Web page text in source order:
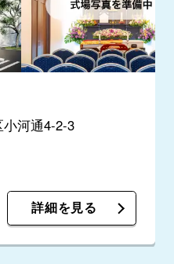
河通4-2-3
詳細を見る